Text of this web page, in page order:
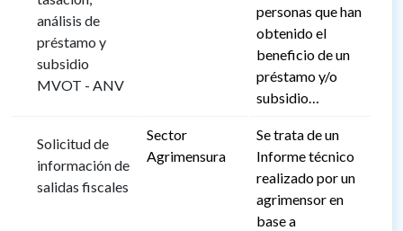
análisis de
préstamo y
subsidio
MVOT - ANV
personas que han
obtenido el
beneficio de un
préstamo y/o
subsidio…
Solicitud de
información de
salidas fiscales
Sector
Agrimensura
Se trata de un
Informe técnico
realizado por un
agrimensor en
base a